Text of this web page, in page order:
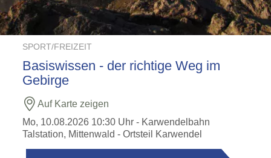
SPORT/FREIZEIT
Basiswissen - der richtige Weg im
Gebirge
Auf Karte zeigen
Mo, 10.08.2026 10:30 Uhr - Karwendelbahn
Talstation, Mittenwald - Ortsteil Karwendel